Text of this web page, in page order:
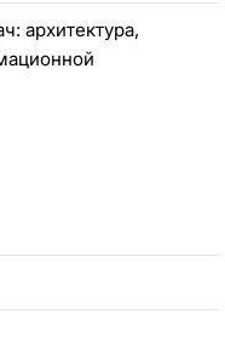
архитектура,